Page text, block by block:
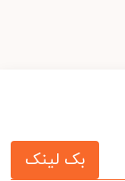
بک لینک